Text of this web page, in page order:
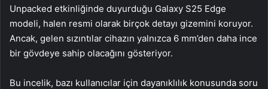
Unpacked etkinliğinde duyurduğu Galaxy S25 Edge
modeli, halen resmi olarak birçok detayı gizemini koruyor.
Ancak, gelen sızıntılar cihazın yalnızca 6 mm’den daha ince
bir gövdeye sahip olacağını gösteriyor.
Bu incelik, bazı kullanıcılar için dayanıklılık konusunda soru